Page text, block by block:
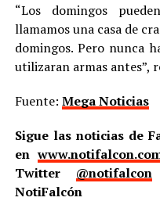
“Los domingos
llamamos una casa de
domingos. Pero nunca
utilizaran armas antes”,
Fuente: Mega Noticias
Sigue las noticias de
en
Twitter @notifalcon
NotiFalcón